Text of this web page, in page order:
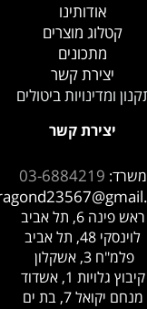
אודותינו
קטלוג מוצרים
מתכונים
יצירת קשר
ומדינויות ביטולים
יצירת קשר
משרד: 03-6884219
ראש פינה 6, תל אביב
לוינסקי 48, תל אביב
פלמ"ח 3, אשקלון
קיבוץ גלויות 1, אשדוד
מנחם יקואל 7, בת ים